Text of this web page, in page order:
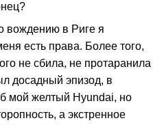
вождению в Риге я
есть права. Более того,
не сбила, не протаранила
досадный эпизод, в
мой желтый Hyundai, но
а экстренное